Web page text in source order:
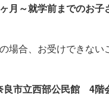
～就学前までのお子
場合、お受けできない
市立西部公民館 4階